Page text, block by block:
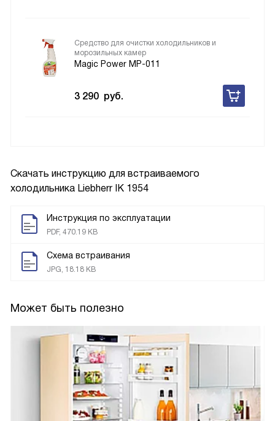
Скачать инструкцию для встраиваемого
холодильника Liebherr IK 1954
Инструкция по эксплуатации
PDF, 470.19 KB
Схема встраивания
JPG, 18.18 KB
Может быть полезно
Средство для очистки холодильников и
морозильных камер
Magic Power MP-011
3 290 руб.